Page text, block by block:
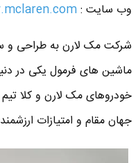
وب سایت :
شرکت مک لارن به طراحی و
ماشین های فرمول یکی در
خودروهای مک لارن و کلا
جهان مقام و امتیازات